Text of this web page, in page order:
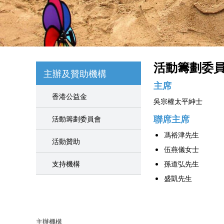
主辦及贊助機構
香港公益金
活動籌劃委員會
活動贊助
支持機構
活動籌劃委
主席
吳宗權太平紳士
聯席主席
馮裕津先生
伍燕儀女士
孫道弘先生
盛凱先生
主辦機構